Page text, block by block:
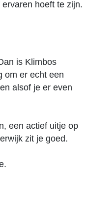
hoeft te zijn.
is Klimbos
om er echt een
alsof je er even
een actief uitje op
zit je goed.